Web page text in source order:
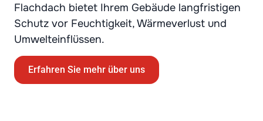
Flachdach bietet Ihrem Gebäude langfristigen
Schutz vor Feuchtigkeit, Wärmeverlust und
Umwelteinflüssen.
Erfahren Sie mehr über uns